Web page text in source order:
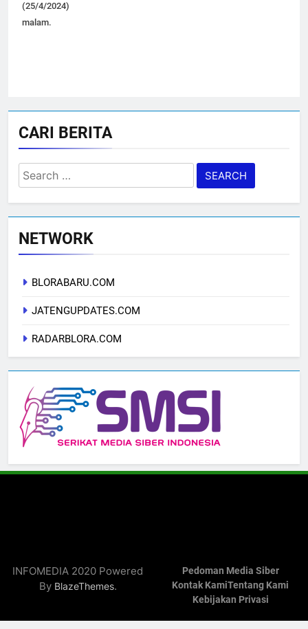
(25/4/2024)
malam.
CARI BERITA
Search
for:
NETWORK
BLORABARU.COM
JATENGUPDATES.COM
RADARBLORA.COM
INFOMEDIA 2020 Powered
By BlazeThemes.
Pedoman Media Siber
Kontak KamiTentang Kami
Kebijakan Privasi